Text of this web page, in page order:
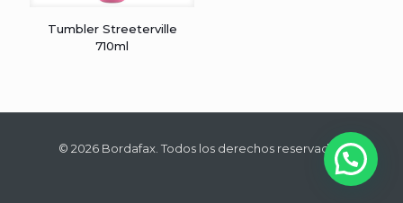
Tumbler Streeterville
710ml
© 2026 Bordafax. Todos los derechos reservados.